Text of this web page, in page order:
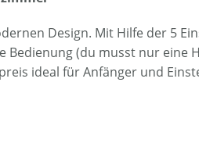
Design. Mit Hilfe der 5
(du musst nur eine
ideal für Anfänger und